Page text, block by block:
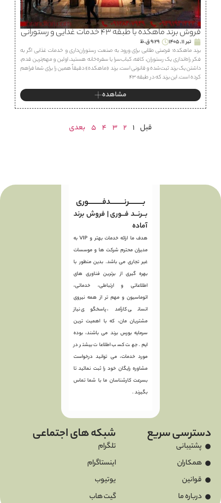
فروش برند ماهكده با طبقه ۴۳ خدمات غذایی و رستورانی
تیر 11, 1405
9:29 ق.ظ
برند ماهكده؛ فرصتی طلایی برای ورود به صنعت رستوران‌داری و خدمات غذایی اگر به
فکر راه‌اندازی یک رستوران، كافه، كباب‌سرا یا سفره‌خانه هستید، اولین و مهم‌ترین قدم،
داشتن یک برند ثبت‌شده و قانونی است. برند «ماهكده» دقیقاً همین را برای شما فراهم
کرده است. این برند که در طبقه ۴۳
مشاهده
قبل 1
2
3
4
5 بعدی
بـــــــــرنـــــــــدفـــــــــوری
بــرنــد فــوری | فروش برند
آماده
هدف ما ارائه خدمات بهتر و VIP به
مدیران محترم شرکت ها و موسسات
غیر تجاری می باشد. بدین منظور با
بهره گیری از برترین فناوری های
اطلاعاتی و ارتباطی، خدماتی،
اتوماسیون و مهم تر از همه نیروی
انسانی کارآمد، پاسخگوی نیاز
مشتریان مان، که با اهمیت ترین
سرمایه بورس برند می باشند، بوده
ایم. جهت کسب اطلاعات بیشتر در
مورد خدمات، می توانید درخواست
مشاوره رایگان خود را ثبت نمائید تا
بسرعت کارشناسان ما با شما تماس
بگیرند .
دسترسی سریع
پشتیبانی
همکاران
قوانین
درباره ما
شبکه های اجتماعی
تلگرام
اینستاگرام
یوتیوب
گیت هاب